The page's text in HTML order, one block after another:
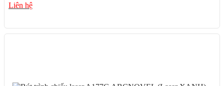
Liên hệ